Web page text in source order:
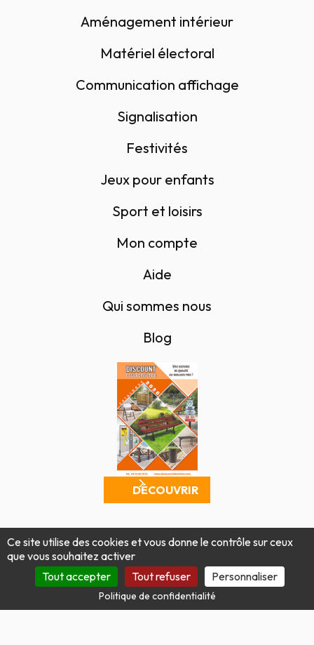
Aménagement intérieur
Matériel électoral
Communication affichage
Signalisation
Festivités
Jeux pour enfants
Sport et loisirs
Mon compte
Aide
Qui sommes nous
Blog
DÉCOUVRIR
Mentions légalesPolitique de confidentialité
Conditions générales de vente
Produit par Tout Simplement Digital
Site protégé par reCAPTCHA.Vie privée
Ce site utilise des cookies et vous donne le contrôle sur ceux
que vous souhaitez activer
Tout accepter
Tout refuser Personnaliser
Politique de confidentialité